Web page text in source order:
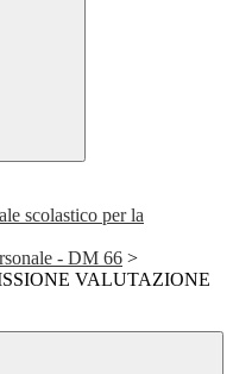
scolastico per la
- DM 66 >
VALUTAZIONE